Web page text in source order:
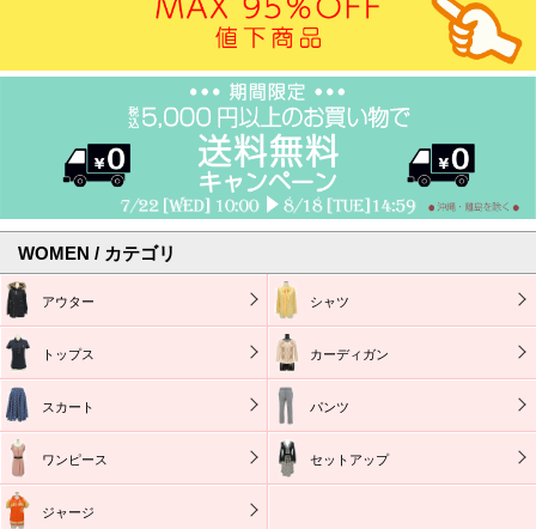
WOMEN / カテゴリ
アウター シャツ
トップス カーディガン
スカート パンツ
ワンピース セットアップ
ジャージ